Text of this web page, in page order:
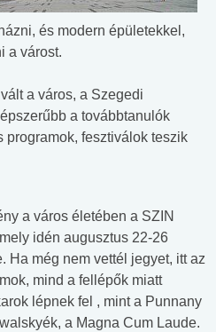
és modern épületekkel,
a várost.
a város, a Szegedi
a továbbtanulók
programok, fesztiválok teszik
a város életében a SZIN
idén augusztus 22-26
Ha még nem vettél jegyet, itt az
mind a fellépők miatt
lépnek fel , mint a Punnany
a Magna Cum Laude.